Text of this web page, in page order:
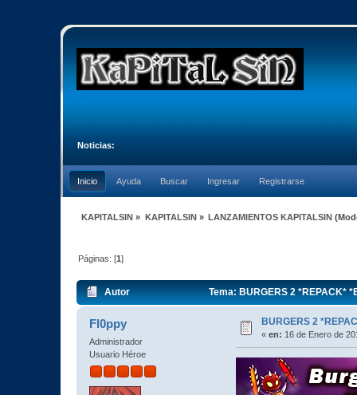
Noticias:
Inicio Ayuda Buscar Ingresar Registrarse
KAPITALSIN » KAPITALSIN» LANZAMIENTOS KAPITALSIN
Páginas: [1]
Autor Tema: BURGERS 2 *REPACK*
Fl0ppy
Administrador
Usuario Héroe
BURGERS 2
« en: 16 de Enero de